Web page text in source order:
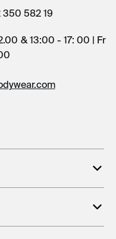
350 582 19
& 13:00 - 17: 00 | Fr